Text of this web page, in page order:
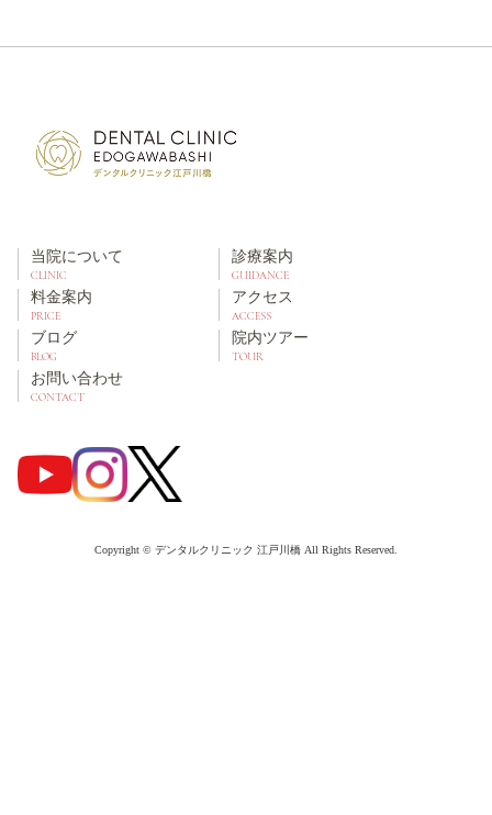
当院について
CLINIC
診療案内
GUIDANCE
料金案内
PRICE
アクセス
ACCESS
ブログ
BLOG
院内ツアー
TOUR
お問い合わせ
CONTACT
Copyright © デンタルクリニック 江戸川橋 All Rights Reserved.